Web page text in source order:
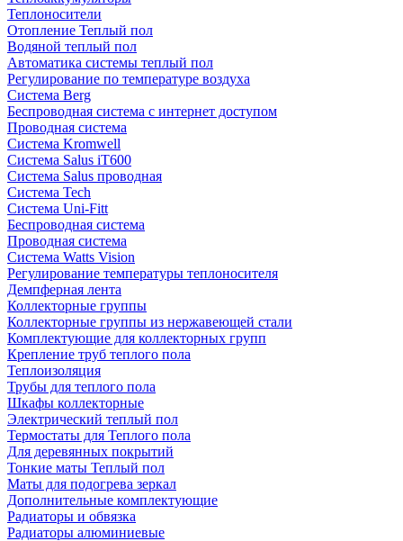
Теплоносители
Отопление Теплый пол
Водяной теплый пол
Автоматика системы теплый пол
Регулирование по температуре воздуха
Система Berg
Беспроводная система с интернет доступом
Проводная система
Система Kromwell
Система Salus iT600
Система Salus проводная
Система Tech
Система Uni-Fitt
Беспроводная система
Проводная система
Система Watts Vision
Регулирование температуры теплоносителя
Демпферная лента
Коллекторные группы
Коллекторные группы из нержавеющей стали
Комплектующие для коллекторных групп
Крепление труб теплого пола
Теплоизоляция
Трубы для теплого пола
Шкафы коллекторные
Электрический теплый пол
Термостаты для Теплого пола
Для деревянных покрытий
Тонкие маты Теплый пол
Маты для подогрева зеркал
Дополнительные комплектующие
Радиаторы и обвязка
Радиаторы алюминиевые